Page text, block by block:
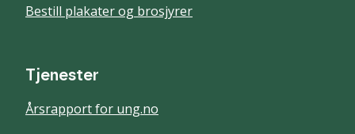
Bestill plakater og brosjyrer
Tjenester
Årsrapport for ung.no